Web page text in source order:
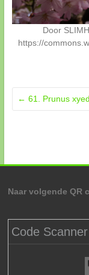
Door
https://
← 61. Prunus
Naar volgende QR
Code Scanner